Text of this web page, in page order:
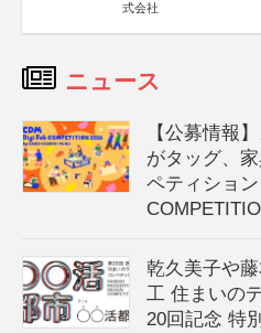
式会社
ニュース
【公募情報
がタッグ、
ペティショ
乾久美子や
工 住まいの
20回記念 特